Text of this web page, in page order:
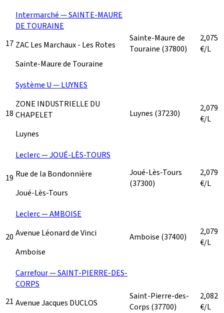
17
Intermarché — SAINTE-MAURE
DE TOURAINE
ZAC Les Marchaux - Les Rotes
Sainte-Maure de Touraine
Sainte-Maure de
Touraine (37800)
2,075
€/L
18
Système U — LUYNES
ZONE INDUSTRIELLE DU
CHAPELET
Luynes
Luynes (37230)
2,079
€/L
19
Leclerc — JOUÉ-LÈS-TOURS
Rue de la Bondonnière
Joué-Lès-Tours
Joué-Lès-Tours
(37300)
2,079
€/L
20
Leclerc — AMBOISE
Avenue Léonard de Vinci
Amboise
Amboise (37400)
2,079
€/L
21
Carrefour — SAINT-PIERRE-DES-
CORPS
Avenue Jacques DUCLOS
Saint-Pierre-des-
Corps (37700)
2,082
€/L